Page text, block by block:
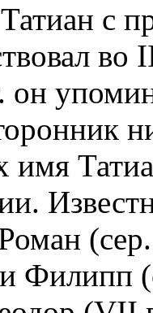
с
во
он
имя
Филипп